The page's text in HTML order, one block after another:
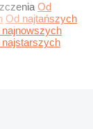
Od
Od najtańszych